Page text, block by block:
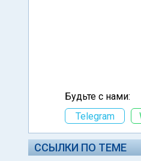
Будьте с нами:
Telegram
ССЫЛКИ ПО ТЕМЕ